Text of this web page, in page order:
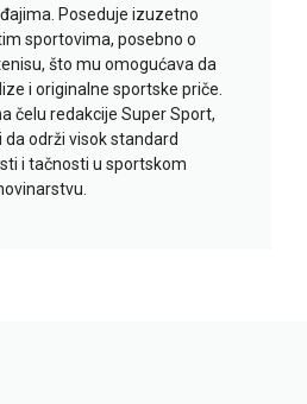
Poseduje izuzetno
sportovima, posebno o
što mu omogućava da
i originalne sportske priče.
čelu redakcije Super Sport,
da održi visok standard
i tačnosti u sportskom